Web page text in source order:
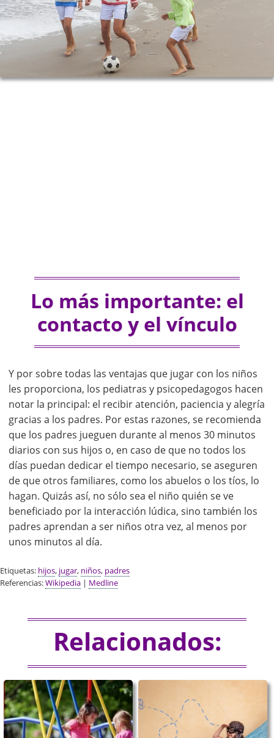
Lo más importante: el
contacto y el vínculo
Y por sobre todas las ventajas que jugar con los niños
les proporciona, los pediatras y psicopedagogos hacen
notar la principal: el recibir atención, paciencia y alegría
gracias a los padres. Por estas razones, se recomienda
que los padres jueguen durante al menos 30 minutos
diarios con sus hijos o, en caso de que no todos los
días puedan dedicar el tiempo necesario, se aseguren
de que otros familiares, como los abuelos o los tíos, lo
hagan. Quizás así, no sólo sea el niño quién se ve
beneficiado por la interacción lúdica, sino también los
padres aprendan a ser niños otra vez, al menos por
unos minutos al día.
Etiquetas: hijos, jugar, niños, padres
Referencias:Wikipedia | Medline
Relacionados: